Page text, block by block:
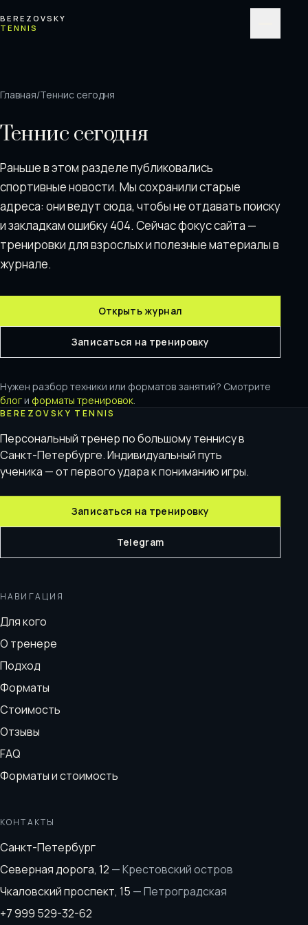
BEREZOVSKY
TENNIS
Главная/Теннис сегодня
Теннис сегодня
Раньше в этом разделе публиковались
спортивные новости. Мы сохранили старые
адреса: они ведут сюда, чтобы не отдавать поискy
и закладкам ошибку 404. Сейчас фокус сайта —
тренировки для взрослых и полезные материалы в
журнале.
Открыть журнал
Записаться на тренировку
Нужен разбор техники или форматов занятий? Смотрите
блог и форматы тренировок.
BEREZOVSKY TENNIS
Персональный тренер по большому теннису в
Санкт-Петербурге. Индивидуальный путь
ученика — от первого удара к пониманию игры.
Записаться на тренировку
Telegram
НАВИГАЦИЯ
Для кого
О тренере
Подход
Форматы
Стоимость
Отзывы
FAQ
Форматы и стоимость
КОНТАКТЫ
Санкт-Петербург
Северная дорога, 12 —Крестовский остров
Чкаловский проспект, 15 —Петроградская
+7 999 529-32-62